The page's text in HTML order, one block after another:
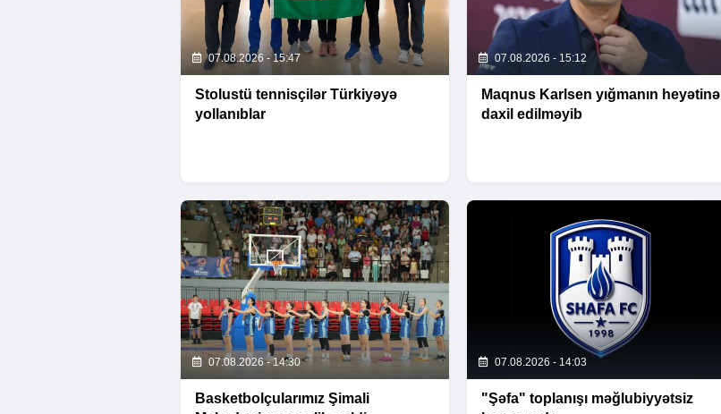
07.08.2026 - 15:47
Stolustü tennisçilər Türkiyəyə
yollanıblar
07.08.2026 - 15:12
Maqnus Karlsen yığmanın heyətinə
daxil edilməyib
07.08.2026 - 14:30
Basketbolçularımız Şimali
07.08.2026 - 14:03
"Şəfa" toplanışı məğlubiyyətsiz